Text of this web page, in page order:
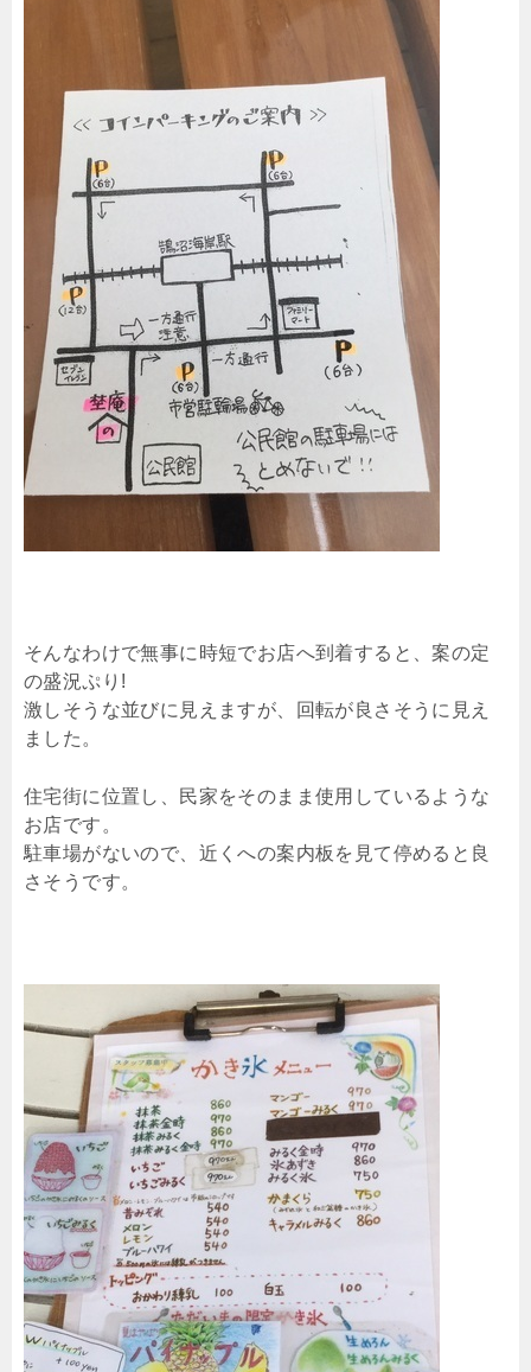
そんなわけで無事に時短でお店へ到着すると、案の定
の盛況ぷり!
激しそうな並びに見えますが、回転が良さそうに見え
ました。
住宅街に位置し、民家をそのまま使用しているような
お店です。
駐車場がないので、近くへの案内板を見て停めると良
さそうです。